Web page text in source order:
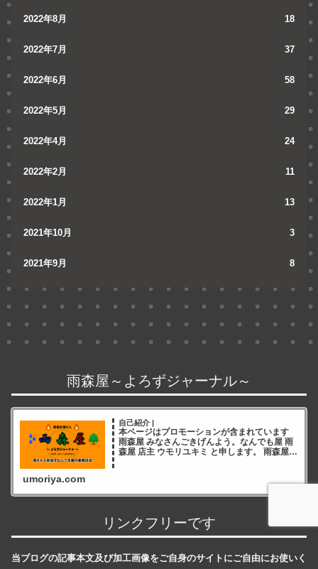
2022年8月 18
2022年7月 37
2022年6月 58
2022年5月 29
2022年4月 24
2022年2月 11
2022年1月 13
2021年10月 3
2021年9月 8
雨森屋～よろずジャーナル～
自己紹介 |
本ページはプロモーションが含まれています
雨森屋 みなさんごきげんよう。なんでも屋 雨
森屋 店主 ウモリユキミ と申します。 雨森屋店
umoriya.com
リンクフリーです
当ブログの記事本文及び加工画像をご自身のサイトにご自由にお使いく